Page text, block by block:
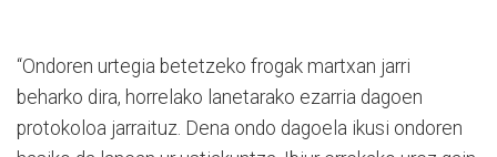
“Ondoren urtegia betetzeko frogak martxan jarri
beharko dira, horrelako lanetarako ezarria dagoen
protokoloa jarraituz. Dena ondo dagoela ikusi ondoren